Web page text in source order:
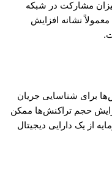
مشارکت در شبکه
نشانه افزایش
برای شناسایی جریان
حجم تراکنش‌ها ممکن
از یک دارایی دیجیتال